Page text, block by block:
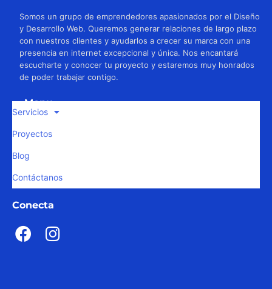
Somos un grupo de emprendedores apasionados por el Diseño
y Desarrollo Web. Queremos generar relaciones de largo plazo
con nuestros clientes y ayudarlos a crecer su marca con una
presencia en internet excepcional y única. Nos encantará
escucharte y conocer tu proyecto y estaremos muy honrados
de poder trabajar contigo.
Menu
Servicios
Proyectos
Blog
Contáctanos
Conecta